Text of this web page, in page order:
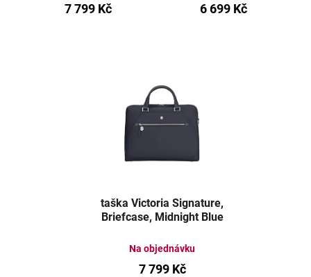
7 799 Kč 6 699 Kč
taška Victoria Signature,
Briefcase, Midnight Blue
Na objednávku
7 799 Kč